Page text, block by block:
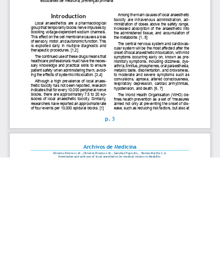
Derechos pecuniarios y valores de
matrícula
Permanencia ESAL
Calendario Académico
Rutas de atención
Este portal usa cookies para mejorar su experiencia de
usuario. Al utilizar nuestro sitio web, usted acepta nuestra